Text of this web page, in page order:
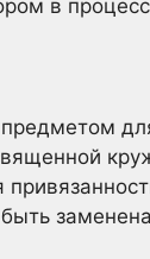
в